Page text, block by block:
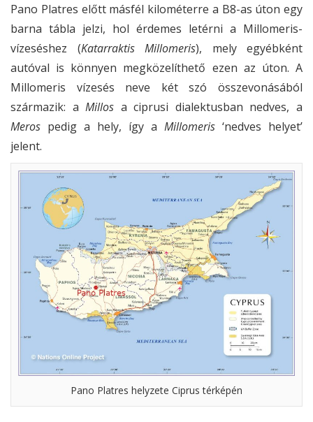
Pano Platres előtt másfél kilométerre a B8-as úton egy
barna tábla jelzi, hol érdemes letérni a Millomeris-
vízeséshez (Katarraktis Millomeris), mely egyébként
autóval is könnyen megközelíthető ezen az úton. A
Millomeris vízesés neve két szó összevonásából
származik: aMillos a ciprusi dialektusban nedves, a
Meros pedig a hely, így a Millomeris ‘nedves helyet’
jelent.
Pano Platres helyzete Ciprus térképén